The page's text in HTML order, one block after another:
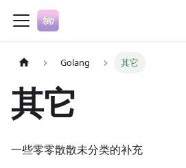
Golang 其它
其它
一些零零散散未分类的补充